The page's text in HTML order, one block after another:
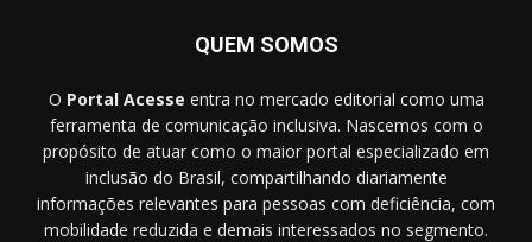
QUEM SOMOS
O Portal Acesse entra no mercado editorial como uma
ferramenta de comunicação inclusiva. Nascemos com o
propósito de atuar como o maior portal especializado em
inclusão do Brasil, compartilhando diariamente
informações relevantes para pessoas com deficiência, com
mobilidade reduzida e demais interessados no segmento.